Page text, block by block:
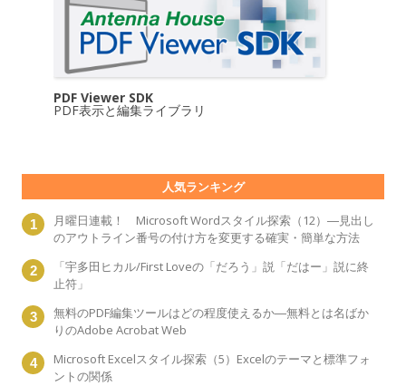
PDF Viewer SDK
PDF表示と編集ライブラリ
人気ランキング
月曜日連載！ Microsoft Wordスタイル探索（12）―見出し
のアウトライン番号の付け方を変更する確実・簡単な方法
「宇多田ヒカル/First Loveの「だろう」説「だはー」説に終
止符」
無料のPDF編集ツールはどの程度使えるか―無料とは名ばか
りのAdobe Acrobat Web
Microsoft Excelスタイル探索（5）Excelのテーマと標準フォ
ントの関係